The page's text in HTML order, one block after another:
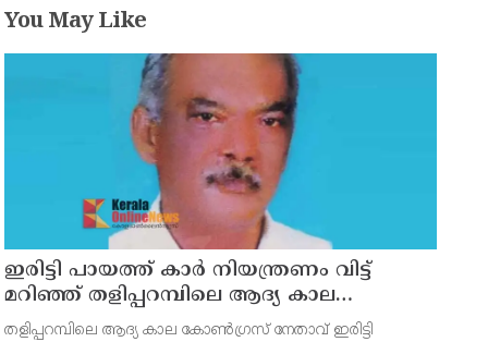
You May Like
ഇരിട്ടി പായത്ത് കാർ നിയന്ത്രണം വിട്ട്
മറിഞ്ഞ് തളിപ്പറമ്പിലെ ആദ്യ കാല
കോണ്‍ഗ്രസ് നേതാവ് മരിച്ചു
തളിപ്പറമ്പിലെ ആദ്യ കാല കോണ്‍ഗ്രസ് നേതാവ് ഇരിട്ടി